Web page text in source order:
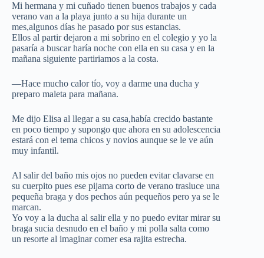
Mi hermana y mi cuñado tienen buenos trabajos y cada
verano van a la playa junto a su hija durante un
mes,algunos días he pasado por sus estancias.
Ellos al partir dejaron a mi sobrino en el colegio y yo la
pasaría a buscar haría noche con ella en su casa y en la
mañana siguiente partiriamos a la costa.
—Hace mucho calor tío, voy a darme una ducha y
preparo maleta para mañana.
Me dijo Elisa al llegar a su casa,había crecido bastante
en poco tiempo y supongo que ahora en su adolescencia
estará con el tema chicos y novios aunque se le ve aún
muy infantil.
Al salir del baño mis ojos no pueden evitar clavarse en
su cuerpito pues ese pijama corto de verano trasluce una
pequeña braga y dos pechos aún pequeños pero ya se le
marcan.
Yo voy a la ducha al salir ella y no puedo evitar mirar su
braga sucia desnudo en el baño y mi polla salta como
un resorte al imaginar comer esa rajita estrecha.